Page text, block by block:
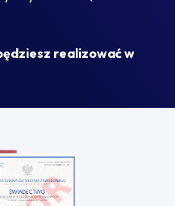
realizować w